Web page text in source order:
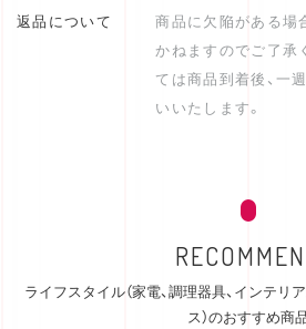
返品について
商品に欠陥がある場
かねますのでご了承
ては商品到着後、一
いいたします。
ライフスタイル（家電、調理器具、インテリ
ス）のおすすめ商